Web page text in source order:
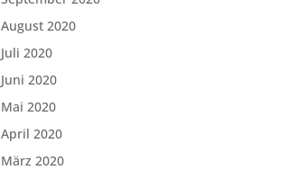
August 2020
Juli 2020
Juni 2020
Mai 2020
April 2020
März 2020